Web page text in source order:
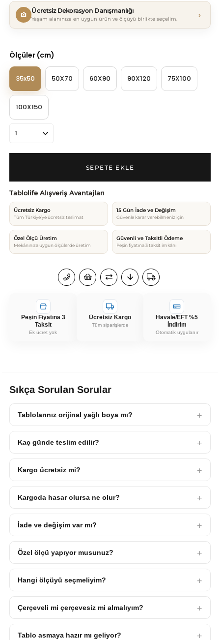
Ücretsiz Dekorasyon Danışmanlığı
Yaşam alanınıza en uygun ürün ve ölçüyü birlikte seçelim. ›
Ölçüler (cm)
35x50 50X70 60X90 90X120 75X100
100X150
Tablolife Alışveriş Avantajları
Ücretsiz Kargo
Tüm Türkiye’ye ücretsiz teslimat
15 Gün İade ve Değişim
Güvenle karar verebilmeniz için
Özel Ölçü Üretim
Mekânınıza uygun ölçülerde üretim
Güvenli ve Taksitli Ödeme
Peşin fiyatına 3 taksit imkânı
Peşin Fiyatına 3
Taksit
Ek ücret yok
Ücretsiz Kargo
Tüm siparişlerde
Havale/EFT %5
İndirim
Otomatik uygulanır
Sıkça Sorulan Sorular
Tablolarınız orijinal yağlı boya mı?
Kaç günde teslim edilir?
Kargo ücretsiz mi?
Kargoda hasar olursa ne olur?
İade ve değişim var mı?
Özel ölçü yapıyor musunuz?
Hangi ölçüyü seçmeliyim?
Çerçeveli mi çerçevesiz mi almalıyım?
Tablo asmaya hazır mı geliyor?